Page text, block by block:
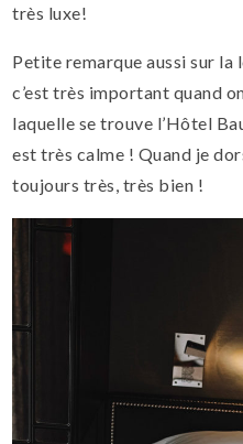
très luxe!
Petite remarque aussi sur la
c’est très important quand
laquelle se trouve l’Hôtel
est très calme ! Quand je
toujours très, très bien !